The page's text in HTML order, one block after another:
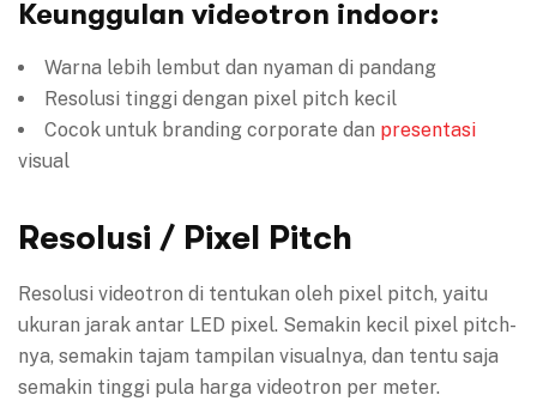
Keunggulan videotron indoor:
Warna lebih lembut dan nyaman di pandang
Resolusi tinggi dengan pixel pitch kecil
Cocok untuk branding corporate dan presentasi
visual
Resolusi / Pixel Pitch
Resolusi videotron di tentukan oleh pixel pitch, yaitu
ukuran jarak antar LED pixel. Semakin kecil pixel pitch-
nya, semakin tajam tampilan visualnya, dan tentu saja
semakin tinggi pula harga videotron per meter.